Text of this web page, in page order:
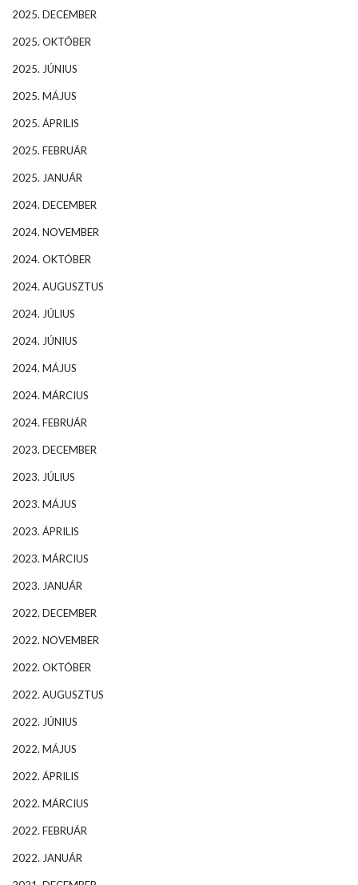
2025. DECEMBER
2025. OKTÓBER
2025. JÚNIUS
2025. MÁJUS
2025. ÁPRILIS
2025. FEBRUÁR
2025. JANUÁR
2024. DECEMBER
2024. NOVEMBER
2024. OKTÓBER
2024. AUGUSZTUS
2024. JÚLIUS
2024. JÚNIUS
2024. MÁJUS
2024. MÁRCIUS
2024. FEBRUÁR
2023. DECEMBER
2023. JÚLIUS
2023. MÁJUS
2023. ÁPRILIS
2023. MÁRCIUS
2023. JANUÁR
2022. DECEMBER
2022. NOVEMBER
2022. OKTÓBER
2022. AUGUSZTUS
2022. JÚNIUS
2022. MÁJUS
2022. ÁPRILIS
2022. MÁRCIUS
2022. FEBRUÁR
2022. JANUÁR